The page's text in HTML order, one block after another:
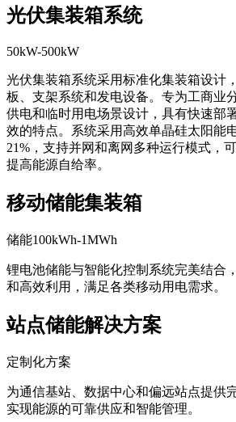
光伏集装箱系统
50kW-500kW
光伏集装箱系统采用标准化集装箱设计
板、支架系统和发电设备。专为工商业
供电和临时用电场景设计，具有快速部
效的特点。系统采用高效单晶硅太阳能
21%，支持并网和离网多种运行模式，
提高能源自给率。
移动储能集装箱
储能100kWh-1MWh
锂电池储能与智能化控制系统完美结合
和高效利用，满足各类移动用电需求。
站点储能解决方案
定制化方案
为通信基站、数据中心和偏远站点提供
实现能源的可靠供应和智能管理。